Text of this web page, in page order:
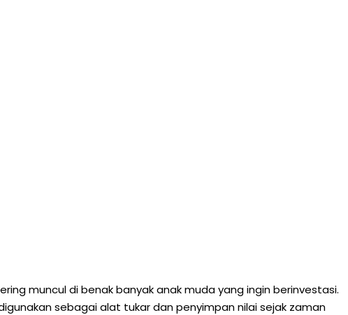
muncul di benak banyak anak muda yang ingin berinvestasi.
sebagai alat tukar dan penyimpan nilai sejak zaman